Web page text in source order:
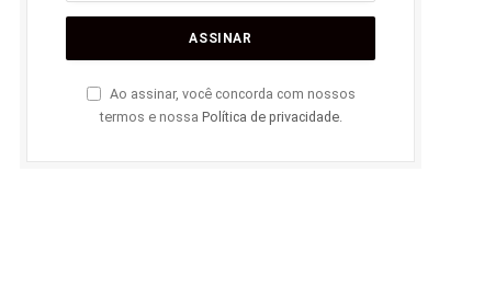
Ao assinar, você concorda com nossos
termos e nossa Política de privacidade.